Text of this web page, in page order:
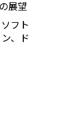
展望
フト
、ド